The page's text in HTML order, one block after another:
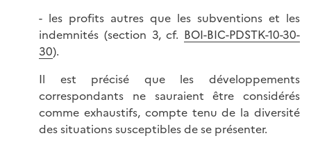
- les profits autres que les subventions et les
indemnités (section 3, cf. BOI-BIC-PDSTK-10-30-
30).
Il est précisé que les développements
correspondants ne sauraient être considérés
comme exhaustifs, compte tenu de la diversité
des situations susceptibles de se présenter.